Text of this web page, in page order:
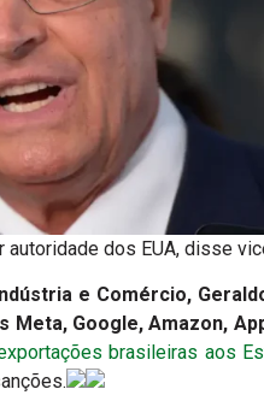
autoridade dos EUA, disse
e Comércio,
Google, Amazon,
brasileiras aos